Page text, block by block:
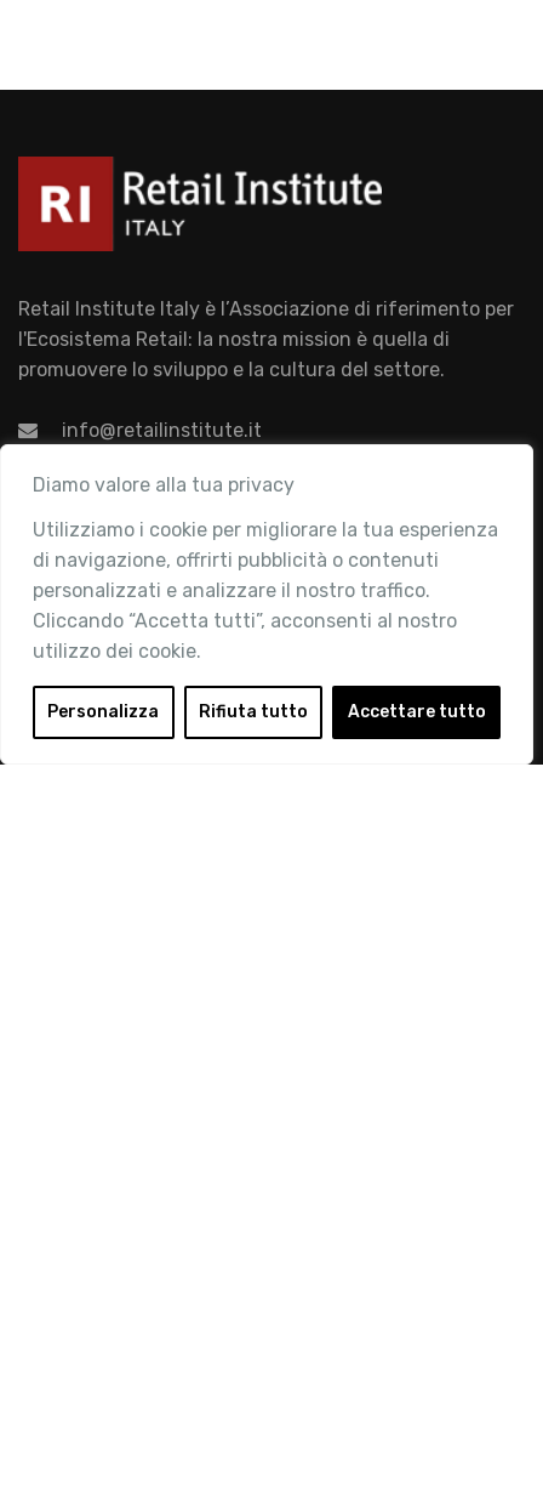
Diamo valore alla tua privacy
Utilizziamo i cookie per migliorare la tua esperienza
di navigazione, offrirti pubblicità o contenuti
personalizzati e analizzare il nostro traffico.
Cliccando “Accetta tutti”, acconsenti al nostro
utilizzo dei cookie.
Personalizza Rifiuta tutto Accettare tutto
Retail Institute Italy è l’Associazione di riferimento per
l'Ecosistema Retail: la nostra mission è quella di
promuovere lo sviluppo e la cultura del settore.
info@retailinstitute.it
Associazione
Chi siamo
Attività
Contatti
Area Riservata
Login
Diventa Socio